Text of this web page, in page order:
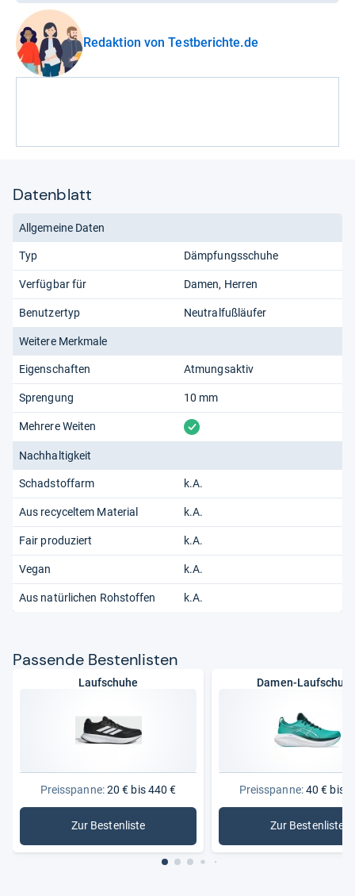
Redaktion von Testberichte.de
Datenblatt
Allgemeine Daten
Typ Dämpfungsschuhe
Verfügbar für Damen Herren
Benutzertyp Neutralfußläufer
Weitere Merkmale
Eigenschaften Atmungsaktiv
Sprengung 10 mm
Mehrere Weiten vorhanden
Nachhaltigkeit
Schadstoffarm k.A.
Aus recyceltem Material k.A.
Fair produziert k.A.
Vegan k.A.
Aus natürlichen Rohstoffen k.A.
Pas­sende Bes­ten­lis­ten
Laufschuhe
Preisspanne:20 € bis 440 €
Zur Bestenliste
: Laufschuhe
Damen-
Preisspanne:40 € bis
Zur Bestenliste
: Damen-